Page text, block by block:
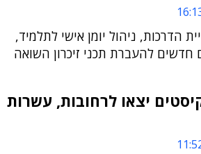
הדרכות, ניהול יומן אישי לתלמיד,
חדשים להעברת תכני זיכרון השואה
יצאו לרחובות, עשרות